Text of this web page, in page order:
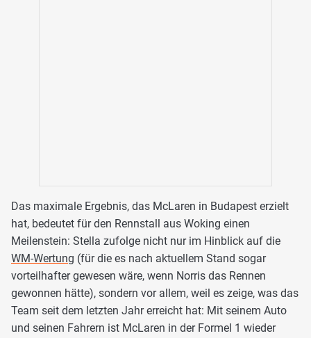
Das maximale Ergebnis, das McLaren in Budapest erzielt
hat, bedeutet für den Rennstall aus Woking einen
Meilenstein: Stella zufolge nicht nur im Hinblick auf die
WM-Wertung (für die es nach aktuellem Stand sogar
vorteilhafter gewesen wäre, wenn Norris das Rennen
gewonnen hätte), sondern vor allem, weil es zeige, was das
Team seit dem letzten Jahr erreicht hat: Mit seinem Auto
und seinen Fahrern ist McLaren in der Formel 1 wieder